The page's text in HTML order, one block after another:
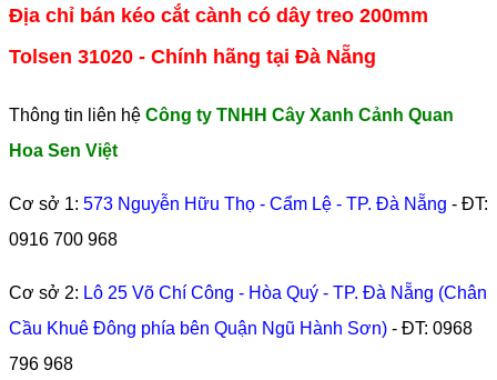
Địa chỉ bán kéo cắt cành có dây treo 200mm
Tolsen 31020 - Chính hãng tại Đà Nẵng
Thông tin liên hệ Công ty TNHH Cây Xanh Cảnh Quan
Hoa Sen Việt
Cơ sở 1: 573 Nguyễn Hữu Thọ - Cẩm Lệ - TP. Đà Nẵng - ĐT:
0916 700 968
Cơ sở 2: Lô 25 Võ Chí Công - Hòa Quý - TP. Đà Nẵng (Chân
Cầu Khuê Đông phía bên Quận Ngũ Hành Sơn) - ĐT: 0968
796 968